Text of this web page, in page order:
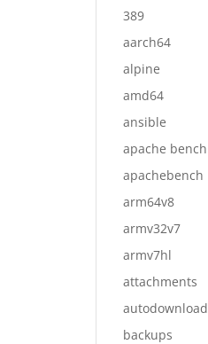
389
aarch64
alpine
amd64
ansible
apache bench
apachebench
arm64v8
armv32v7
armv7hl
attachments
backups